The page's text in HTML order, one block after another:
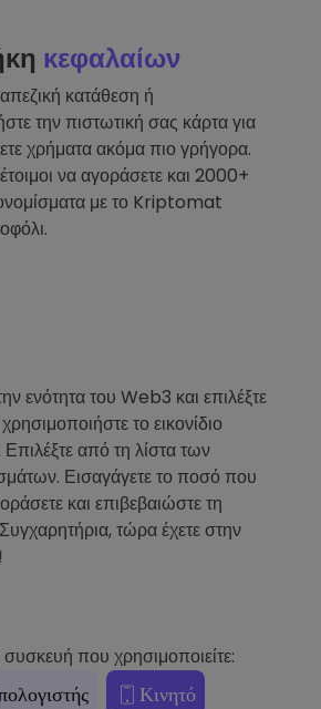
κεφαλαίων
κατάθεση ή
την πιστωτική σας κάρτα για
χρήματα ακόμα πιο γρήγορα.
να αγοράσετε και 2000+
με το Kriptomat
ενότητα του Web3 και επιλέξτε
το εικονίδιο
από τη λίστα των
Εισαγάγετε το ποσό που
και επιβεβαιώστε τη
τώρα έχετε στην
συσκευή που χρησιμοποιείτε:
Κινητό